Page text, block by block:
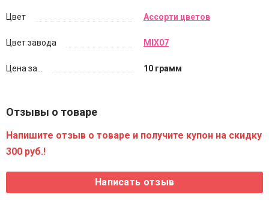
Цвет Ассорти цветов
Цвет завода MIX07
Цена за... 10 грамм
Отзывы о товаре
Напишите отзыв о товаре и получите купон на скидку
300 руб.!